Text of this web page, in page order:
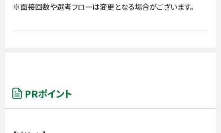
※面接回数や選考フローは変更となる場合がございます。
PRポイント